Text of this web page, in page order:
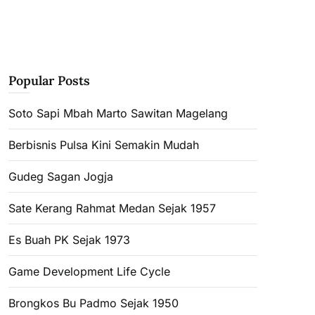
Popular Posts
Soto Sapi Mbah Marto Sawitan Magelang
Berbisnis Pulsa Kini Semakin Mudah
Gudeg Sagan Jogja
Sate Kerang Rahmat Medan Sejak 1957
Es Buah PK Sejak 1973
Game Development Life Cycle
Brongkos Bu Padmo Sejak 1950